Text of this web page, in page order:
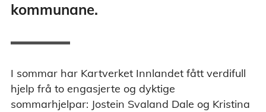
kommunane.
I sommar har Kartverket Innlandet fått verdifull
hjelp frå to engasjerte og dyktige
sommarhjelpar: Jostein Svaland Dale og Kristina